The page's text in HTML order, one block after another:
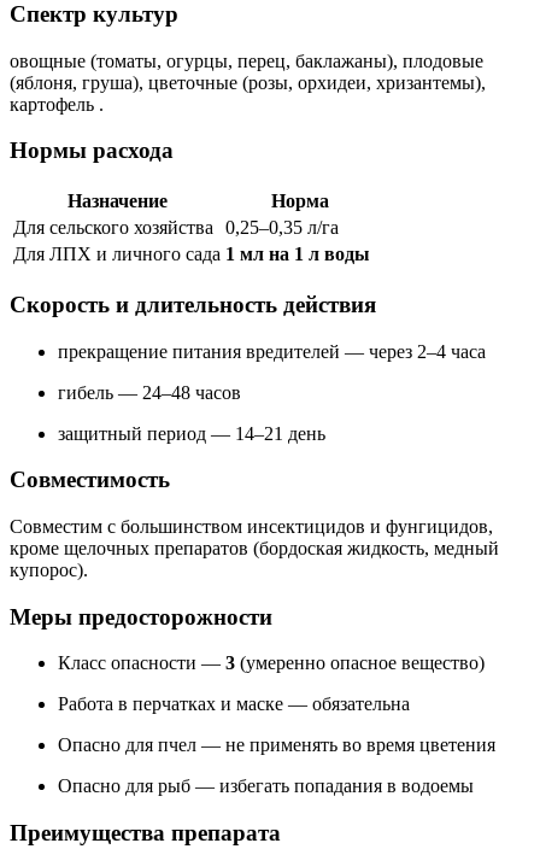
Спектр культур
овощные (томаты, огурцы, перец, баклажаны), плодовые
(яблоня, груша), цветочные (розы, орхидеи, хризантемы),
картофель .
Нормы расхода
Назначение
Норма
Для сельского хозяйства
0,25–0,35 л/га
Для ЛПХ и личного сада 1 мл на 1 л воды
Скорость и длительность действия
прекращение питания вредителей — через 2–4 часа
гибель — 24–48 часов
защитный период — 14–21 день
Совместимость
Совместим с большинством инсектицидов и фунгицидов,
кроме щелочных препаратов (бордоская жидкость, медный
купорос).
Меры предосторожности
Класс опасности — 3 (умеренно опасное вещество)
Работа в перчатках и маске — обязательна
Опасно для пчел — не применять во время цветения
Опасно для рыб — избегать попадания в водоемы
Преимущества препарата